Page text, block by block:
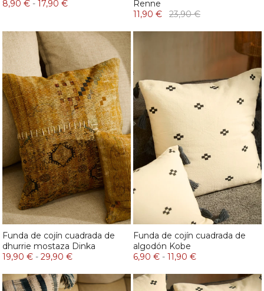
8,90 € - 17,90 €
Renne
11,90 €
23,90 €
Funda de cojín cuadrada de
dhurrie mostaza Dinka
19,90 € - 29,90 €
Funda de cojín cuadrada de
algodón Kobe
6,90 € - 11,90 €